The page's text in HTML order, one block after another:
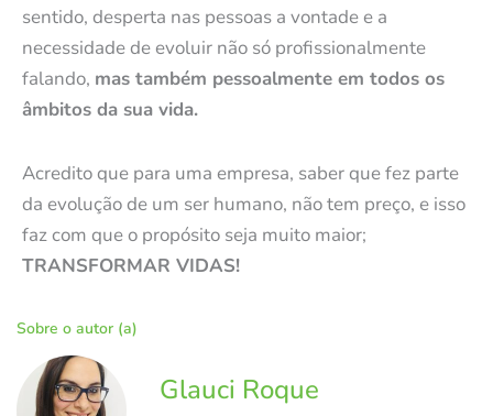
sentido, desperta nas pessoas a vontade e a
necessidade de evoluir não só profissionalmente
falando, mas também pessoalmente em todos os
âmbitos da sua vida.
Acredito que para uma empresa, saber que fez parte
da evolução de um ser humano, não tem preço, e isso
faz com que o propósito seja muito maior;
TRANSFORMAR VIDAS!
Sobre o autor (a)
Glauci Roque